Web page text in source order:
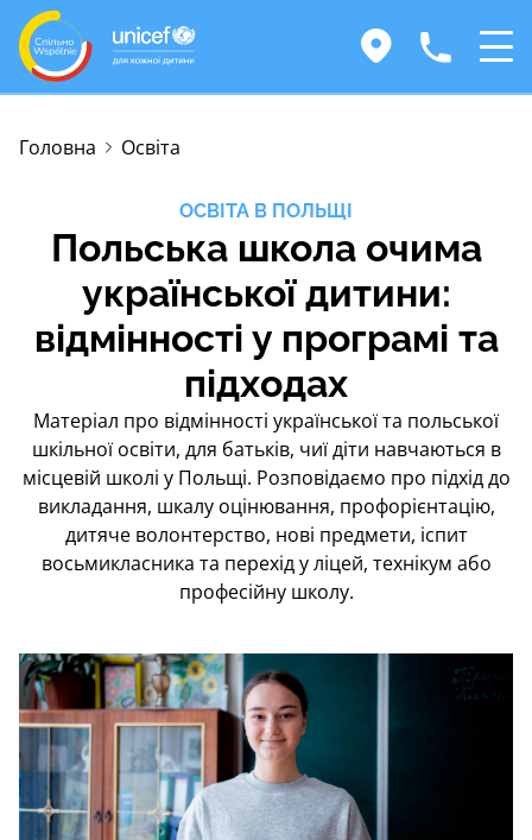
Головна Освіта
ОСВІТА В ПОЛЬЩІ
Польська школа очима
української дитини:
відмінності у програмі та
підходах
Матеріал про відмінності української та польської
шкільної освіти, для батьків, чиї діти навчаються в
місцевій школі у Польщі. Розповідаємо про підхід до
викладання, шкалу оцінювання, профорієнтацію,
дитяче волонтерство, нові предмети, іспит
восьмикласника та перехід у ліцей, технікум або
професійну школу.